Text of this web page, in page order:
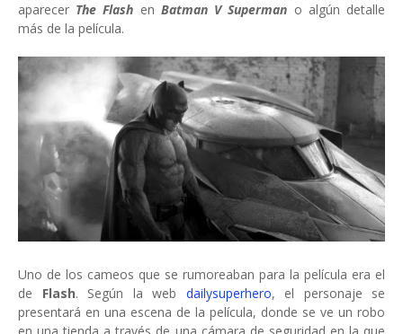
aparecer The Flash en Batman V Superman o algún detalle
más de la película.
Uno de los cameos que se rumoreaban para la película era el
de Flash. Según la web dailysuperhero, el personaje se
presentará en una escena de la película, donde se ve un robo